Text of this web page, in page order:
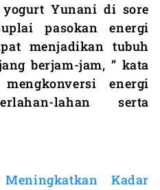
yogurt Yunani di sore
pasokan energi
menjadikan tubuh
berjam-jam, ” kata
energi
lahan serta
Kadar